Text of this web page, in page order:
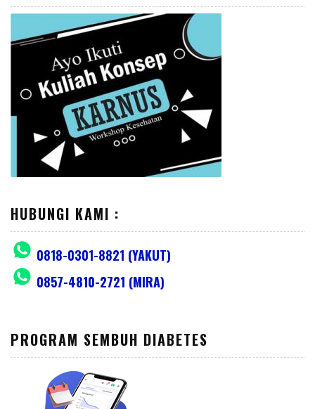
HUBUNGI KAMI :
0818-0301-8821 (YAKUT)
0857-4810-2721 (MIRA)
PROGRAM SEMBUH DIABETES